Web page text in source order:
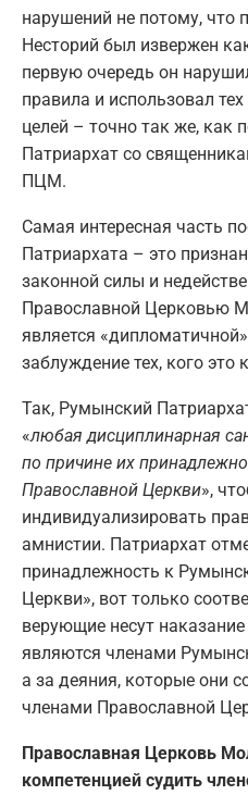
нарушений не потому, что
Несторий был извержен
первую очередь он
правила и использовал
целей – точно так же, как
Патриархат со
ПЦМ.
Самая интересная часть
Патриархата – это
законной силы и
Православной Церковью
является
заблуждение тех, кого это
Так, Румынский
«любая дисциплинарная
по причине их
Православной Церкви»,
индивидуализировать
амнистии. Патриархат
принадлежность к
Церкви», вот только
верующие несут наказание
являются членами
а за деяния, которые они
членами Православной
Православная Церковь
компетенцией судить